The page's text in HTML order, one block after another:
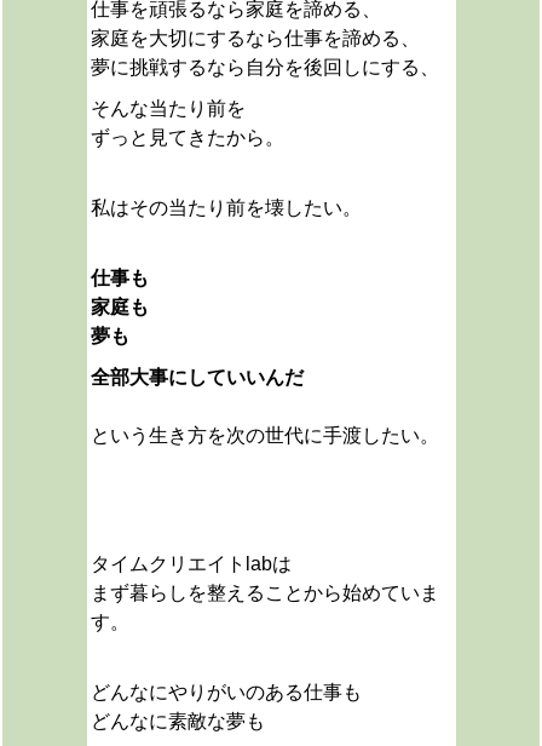
仕事を頑張るなら家庭を諦める、
家庭を大切にするなら仕事を諦める、
夢に挑戦するなら自分を後回しにする、
そんな当たり前を
ずっと見てきたから。
私はその当たり前を壊したい。
仕事も
家庭も
夢も
全部大事にしていいんだ
という生き方を次の世代に手渡したい。
タイムクリエイトlabは
まず暮らしを整えることから始めていま
す。
どんなにやりがいのある仕事も
どんなに素敵な夢も